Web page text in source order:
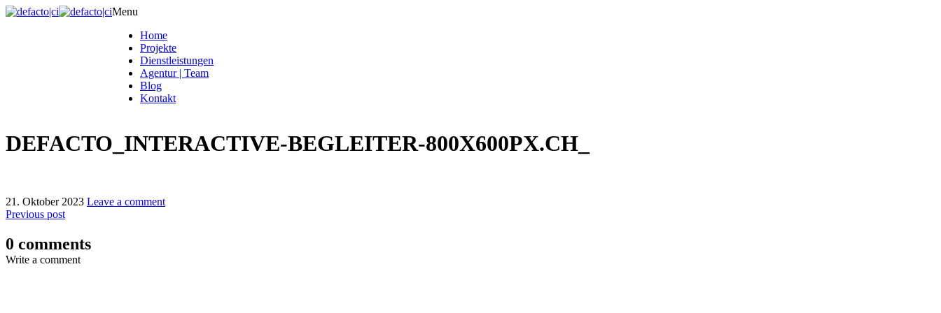
Menu
Home
Projekte
Dienstleistungen
Agentur | Team
Blog
Kontakt
DEFACTO_INTERACTIVE-BEGLEITER-800X600PX.CH_
21. Oktober 2023 Leave a comment
Previous post
0 comments
Write a comment